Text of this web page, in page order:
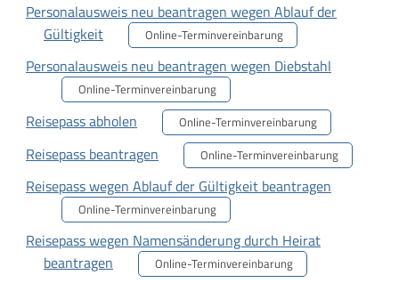
Personalausweis neu beantragen wegen Ablauf der
Gültigkeit
Online-Terminvereinbarung
Personalausweis neu beantragen wegen Diebstahl
Online-Terminvereinbarung
Reisepass abholen Online-Terminvereinbarung
Reisepass beantragen Online-Terminvereinbarung
Reisepass wegen Ablauf der Gültigkeit beantragen
Online-Terminvereinbarung
Reisepass wegen Namensänderung durch Heirat
beantragen
Online-Terminvereinbarung